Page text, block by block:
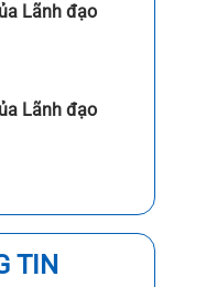
Lãnh đạo
Lãnh đạo
TIN